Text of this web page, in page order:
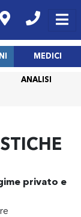
ANALISI
MEDICI
privato e